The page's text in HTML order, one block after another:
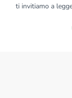
ti invitiamo a